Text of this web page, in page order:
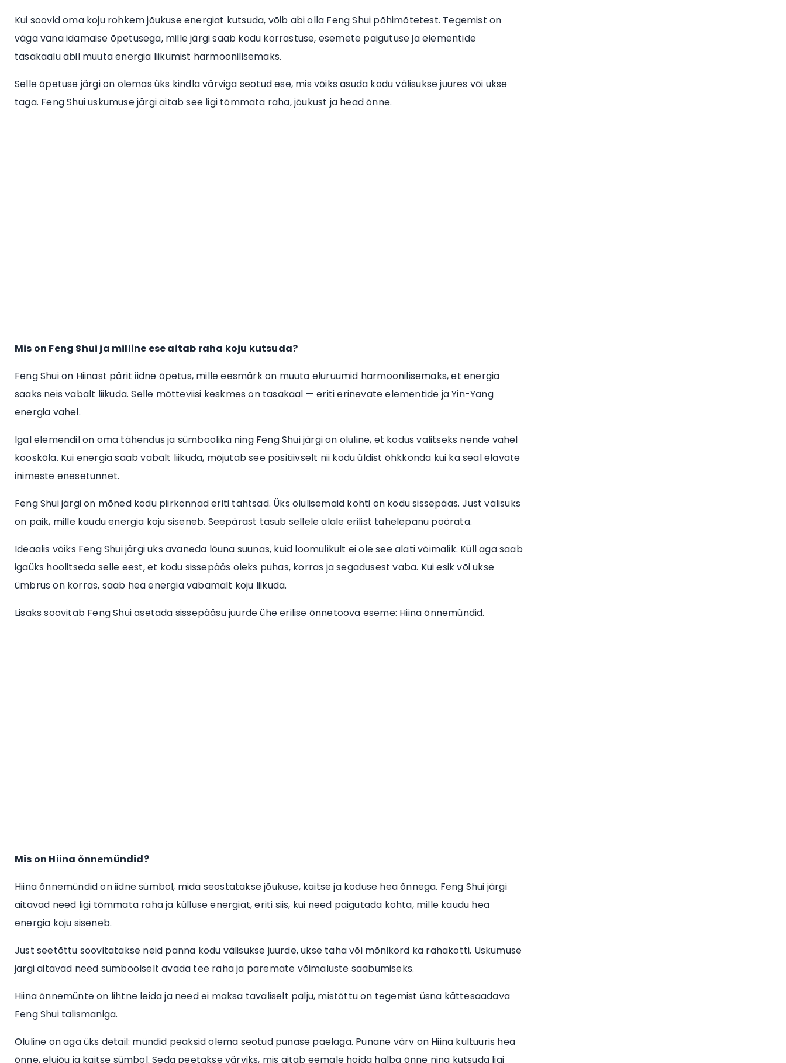
Kui soovid oma koju rohkem jõukuse energiat kutsuda, võib abi olla Feng Shui põhimõtetest. Tegemist on
väga vana idamaise õpetusega, mille järgi saab kodu korrastuse, esemete paigutuse ja elementide
tasakaalu abil muuta energia liikumist harmoonilisemaks.
Selle õpetuse järgi on olemas üks kindla värviga seotud ese, mis võiks asuda kodu välisukse juures või ukse
taga. Feng Shui uskumuse järgi aitab see ligi tõmmata raha, jõukust ja head õnne.
Mis on Feng Shui ja milline ese aitab raha koju kutsuda?
Feng Shui on Hiinast pärit iidne õpetus, mille eesmärk on muuta eluruumid harmoonilisemaks, et energia
saaks neis vabalt liikuda. Selle mõtteviisi keskmes on tasakaal — eriti erinevate elementide ja Yin-Yang
energia vahel.
Igal elemendil on oma tähendus ja sümboolika ning Feng Shui järgi on oluline, et kodus valitseks nende vahel
kooskõla. Kui energia saab vabalt liikuda, mõjutab see positiivselt nii kodu üldist õhkkonda kui ka seal elavate
inimeste enesetunnet.
Feng Shui järgi on mõned kodu piirkonnad eriti tähtsad. Üks olulisemaid kohti on kodu sissepääs. Just välisuks
on paik, mille kaudu energia koju siseneb. Seepärast tasub sellele alale erilist tähelepanu pöörata.
Ideaalis võiks Feng Shui järgi uks avaneda lõuna suunas, kuid loomulikult ei ole see alati võimalik. Küll aga saab
igaüks hoolitseda selle eest, et kodu sissepääs oleks puhas, korras ja segadusest vaba. Kui esik või ukse
ümbrus on korras, saab hea energia vabamalt koju liikuda.
Lisaks soovitab Feng Shui asetada sissepääsu juurde ühe erilise õnnetoova eseme: Hiina õnnemündid.
Mis on Hiina õnnemündid?
Hiina õnnemündid on iidne sümbol, mida seostatakse jõukuse, kaitse ja koduse hea õnnega. Feng Shui järgi
aitavad need ligi tõmmata raha ja külluse energiat, eriti siis, kui need paigutada kohta, mille kaudu hea
energia koju siseneb.
Just seetõttu soovitatakse neid panna kodu välisukse juurde, ukse taha või mõnikord ka rahakotti. Uskumuse
järgi aitavad need sümboolselt avada tee raha ja paremate võimaluste saabumiseks.
Hiina õnnemünte on lihtne leida ja need ei maksa tavaliselt palju, mistõttu on tegemist üsna kättesaadava
Feng Shui talismaniga.
Oluline on aga üks detail: mündid peaksid olema seotud punase paelaga. Punane värv on Hiina kultuuris hea
õnne, elujõu ja kaitse sümbol. Seda peetakse värviks, mis aitab eemale hoida halba õnne ning kutsuda ligi